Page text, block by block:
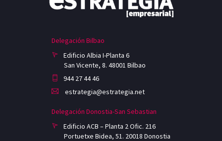
Delegación Bilbao
Edificio Albia I-Planta 6
San Vicente, 8. 48001 Bilbao
944 27 44 46
estrategia@estrategia.net
Delegación Donostia-San Sebastian
Edificio ACB – Planta 2 Ofic. 216
Portuetxe Bidea, 51. 20018 Donostia